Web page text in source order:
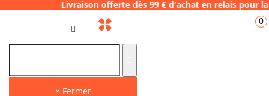
offerte dès 99 € d'achat en
× Fermer
0